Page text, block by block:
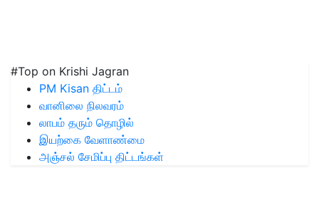
#Top on Krishi Jagran
PM Kisan திட்டம்
வானிலை நிலவரம்
லாபம் தரும் தொழில்
இயற்கை வேளாண்மை
அஞ்சல் சேமிப்பு திட்டங்கள்